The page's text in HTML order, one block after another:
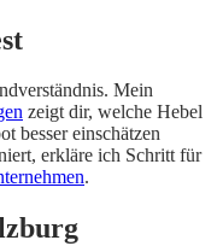
Mein
zeigt dir, welche Hebel
besser einschätzen
erkläre ich Schritt für
.